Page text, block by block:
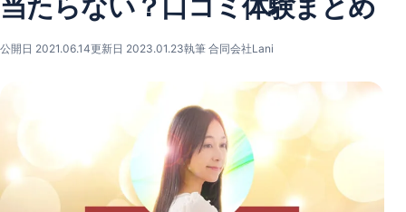
公開日 2021.06.14更新日 2023.01.23執筆 合同会社Lani